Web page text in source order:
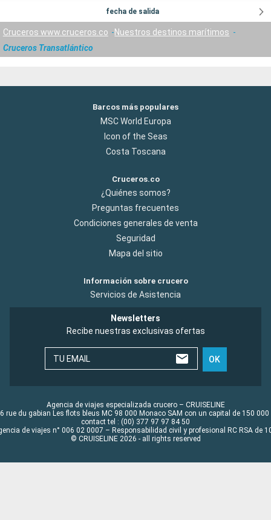
fecha de salida
Cruceros www.cruceros.co
Nuestros destinos marítimos
Cruceros Transatlántico
Barcos más populares
MSC World Europa
Icon of the Seas
Costa Toscana
Cruceros.co
¿Quiénes somos?
Preguntas frecuentes
Condiciones generales de venta
Seguridad
Mapa del sitio
Información sobre crucero
Servicios de Asistencia
Newsletters
Recibe nuestras exclusivas ofertas
TU EMAIL OK
Agencia de viajes especializada crucero – CRUISELINE
rue du gabian Les flots bleus MC 98 000 Monaco SAM con un capital de 150 000
contact tel : (00) 377 97 97 84 50
de viajes n° 006 02 0007 – Responsabilidad civil y profesional RC RSA de
© CRUISELINE 2026 - all rights reserved